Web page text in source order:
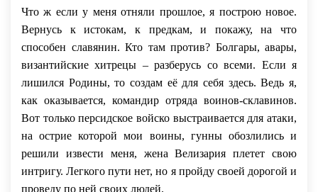
Что ж если у меня отняли прошлое, я построю новое.
Вернусь к истокам, к предкам, и покажу, на что
способен славянин. Кто там против? Болгары, авары,
византийские хитрецы – разберусь со всеми. Если я
лишился Родины, то создам её для себя здесь. Ведь я,
как оказывается, командир отряда воинов-склавинов.
Вот только персидское войско выстраивается для атаки,
на острие которой мои воины, гунны обозлились и
решили извести меня, жена Велизария плетет свою
интригу. Легкого пути нет, но я пройду своей дорогой и
проведу по ней своих людей.